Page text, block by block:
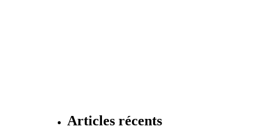
Articles récents